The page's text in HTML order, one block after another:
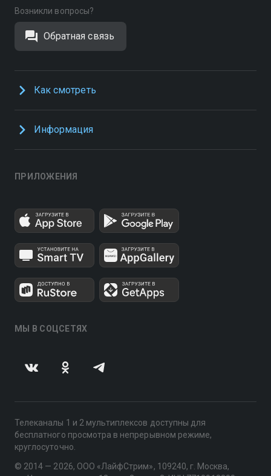
Возникли вопросы?
Обратная связь
Как смотреть
Информация
ПРИЛОЖЕНИЯ
МЫ В СОЦСЕТЯХ
Телеканалы 1 и 2 мультиплексов доступны для
бесплатного просмотра в непрерывном режиме,
круглосуточно.
© 2014 — 2026, ООО «ЛайфСтрим», 109240, г. Москва,